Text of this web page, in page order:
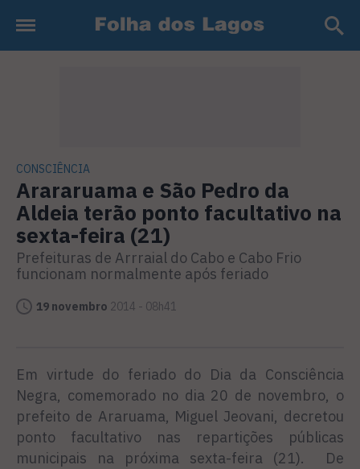
CONSCIÊNCIA
Arararuama e São Pedro da
Aldeia terão ponto facultativo na
sexta-feira (21)
Prefeituras de Arrraial do Cabo e Cabo Frio
funcionam normalmente após feriado
19 novembro 2014 - 08h41
Em virtude do feriado do Dia da Consciência
Negra, comemorado no dia 20 de novembro, o
prefeito de Araruama, Miguel Jeovani, decretou
ponto facultativo nas repartições públicas
municipais na próxima sexta-feira (21). De